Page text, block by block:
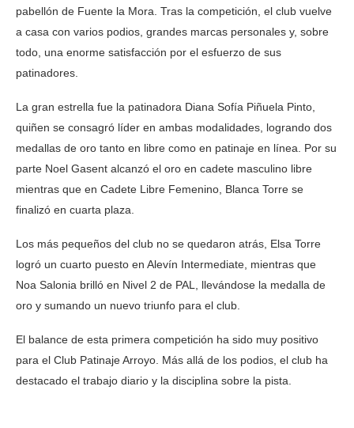
pabellón de Fuente la Mora. Tras la competición, el club vuelve
a casa con varios podios, grandes marcas personales y, sobre
todo, una enorme satisfacción por el esfuerzo de sus
patinadores.
La gran estrella fue la patinadora Diana Sofía Piñuela Pinto,
quiñen se consagró líder en ambas modalidades, logrando dos
medallas de oro tanto en libre como en patinaje en línea. Por su
parte Noel Gasent alcanzó el oro en cadete masculino libre
mientras que en Cadete Libre Femenino, Blanca Torre se
finalizó en cuarta plaza.
Los más pequeños del club no se quedaron atrás, Elsa Torre
logró un cuarto puesto en Alevín Intermediate, mientras que
Noa Salonia brilló en Nivel 2 de PAL, llevándose la medalla de
oro y sumando un nuevo triunfo para el club.
El balance de esta primera competición ha sido muy positivo
para el Club Patinaje Arroyo. Más allá de los podios, el club ha
destacado el trabajo diario y la disciplina sobre la pista.